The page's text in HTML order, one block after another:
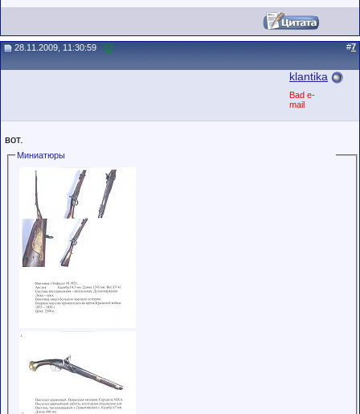
28.11.2009, 11:30:59 #7
klantika
Bad e-
mail
вот.
Миниатюры